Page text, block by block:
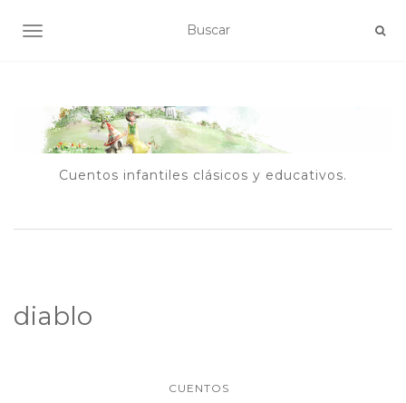
ALTERNAR NAVEGACIÓN
Cuentos infantiles clásicos y educativos.
diablo
CUENTOS